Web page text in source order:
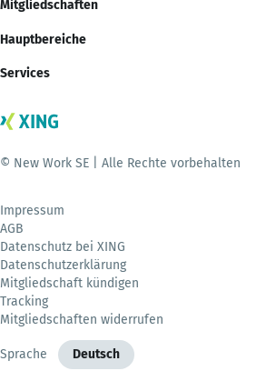
Mitgliedschaften
Hauptbereiche
Services
© New Work SE | Alle Rechte vorbehalten
Impressum
AGB
Datenschutz bei XING
Datenschutzerklärung
Mitgliedschaft kündigen
Tracking
Mitgliedschaften widerrufen
Sprache Deutsch